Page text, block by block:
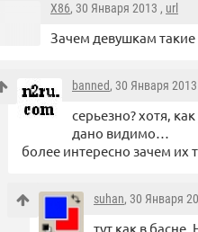
X86, 30 Января 2013 , url
Зачем девушкам такие
banned, 30 Января 2013
серьезно? хотя,
дано видимо…
более интересно зачем их
suhan, 30 Января
тут как в